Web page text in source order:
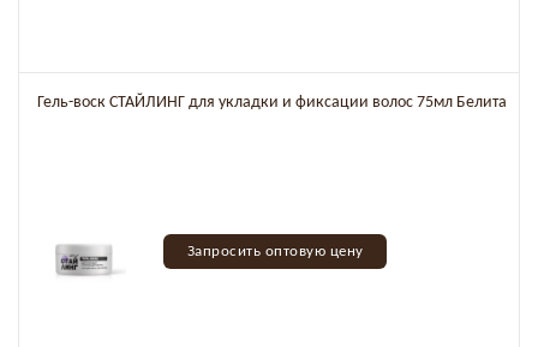
Гель-воск СТАЙЛИНГ для укладки и фиксации волос 75мл Белита
Запросить оптовую цену